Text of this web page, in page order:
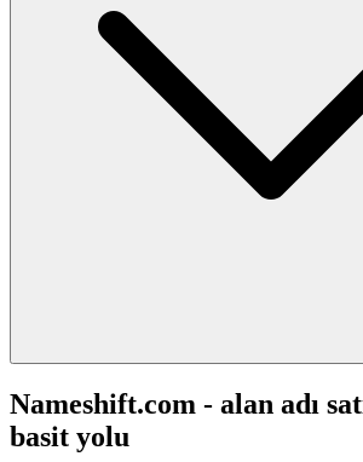
Nameshift.com - alan adı
basit yolu